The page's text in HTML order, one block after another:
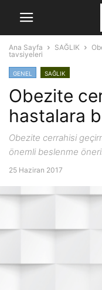
Ana Sayfa SAĞLIK
tavsiyeleri
GENEL SAĞLIK
Obezite
hastalara
Obezite cerrahisi
önemli beslenme
25 Haziran 2017